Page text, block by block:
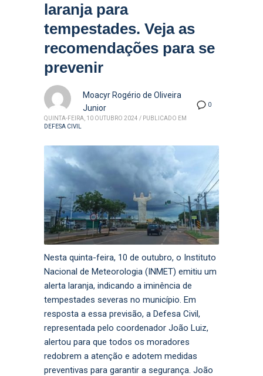
laranja para
tempestades. Veja as
recomendações para se
prevenir
0
Moacyr Rogério de Oliveira
Junior
QUINTA-FEIRA, 10 OUTUBRO 2024 / PUBLICADO EM
DEFESA CIVIL
Nesta quinta-feira, 10 de outubro, o Instituto
Nacional de Meteorologia (INMET) emitiu um
alerta laranja, indicando a iminência de
tempestades severas no município. Em
resposta a essa previsão, a Defesa Civil,
representada pelo coordenador João Luiz,
alertou para que todos os moradores
redobrem a atenção e adotem medidas
preventivas para garantir a segurança. João